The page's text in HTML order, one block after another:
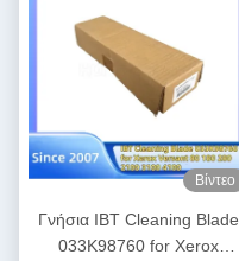
Βίντεο
Γνήσια IBT Cleaning Blade
033K98760 for Xerox